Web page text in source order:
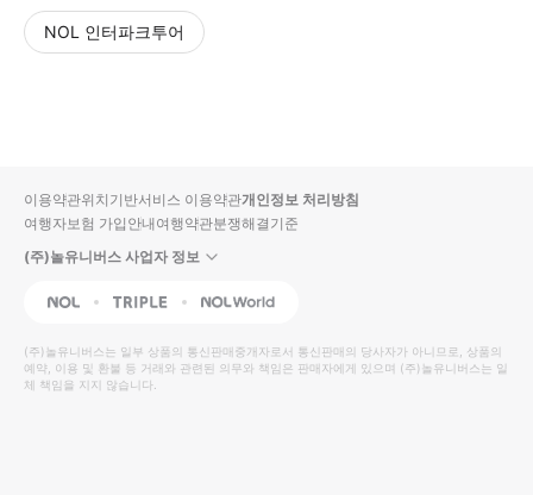
NOL 인터파크투어
입니
다.
높
은
순
동
영
상
순
상
이용약관위치기반서비스 이용약관개인정보 처리방침
여행자보험 가입안내여행약관분쟁해결기준
(주)놀유니버스 사업자 정보
NOL Triple Interpark Global
(주)놀유니버스는 일부 상품의 통신판매중개자로서 통신판매의 당사자가 아니므로, 상품의
예약, 이용 및 환불 등 거래와 관련된 의무와 책임은 판매자에게 있으며 (주)놀유니버스는 일
체 책임을 지지 않습니다.